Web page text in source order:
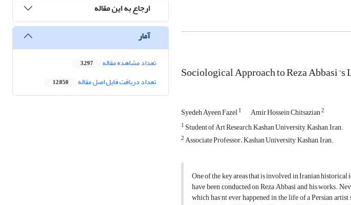
Sociological Approach to Reza Abbasi
Syedeh Ayeen Fazel1 Amir Hossein Chitsazian2
1 Student of Art Research, Kashan University, Kashan, Iran.
2Associate Professor، Kashan University, Kashan, Iran.
One of the key areas that is involved in Iranian historical
have been conducted on Reza Abbasi and his works.
which has’nt ever happened in the life of a Persian
ارجاع به این مقاله
آمار
تعداد مشاهده مقاله 3,297
تعداد دریافت فایل اصل مقاله 12,850